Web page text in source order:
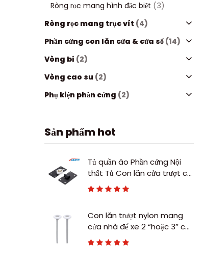
Ròng rọc mang hình đặc biệt (3)
Ròng rọc mang trục vít (4)
Phần cứng con lăn cửa & cửa sổ (14)
Vòng bi (2)
Vòng cao su (2)
Phụ kiện phần cứng (2)
Sản phẩm hot
Tủ quần áo Phần cứng Nội
thất Tủ Con lăn cửa trượt có
thể điều chỉnh Con lăn trượt
nylon
Con lăn trượt nylon mang
cửa nhà để xe 2 “hoặc 3” có
thân bằng thép carbon